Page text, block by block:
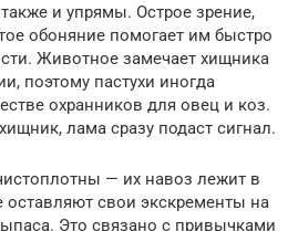
и упрямы. Острое зрение,
обоняние помогает им быстро
Животное замечает хищника
поэтому пастухи иногда
охранников для овец и коз.
лама сразу подаст сигнал.
— их навоз лежит в
свои экскременты на
Это связано с привычками